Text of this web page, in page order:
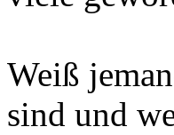
Weiß
sind und